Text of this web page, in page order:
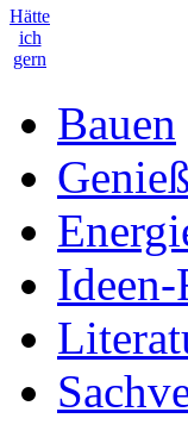
Hätte
ich
gern
Bauen